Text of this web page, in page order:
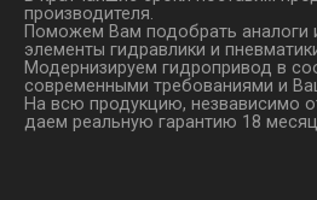
производителя.
Поможем Вам подобрать аналоги
элементы гидравлики и
Модернизируем гидропривод в
современными требованиями и
На всю продукцию, незвависимо
даем реальную гарантию 18